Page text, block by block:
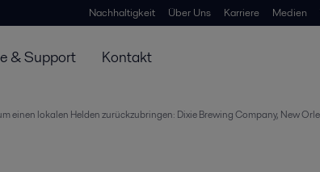
Nachhaltigkeit Über Uns Karriere Medien
& Support Kontakt
einen lokalen Helden zurückzubringen: Dixie Brewing Company, New